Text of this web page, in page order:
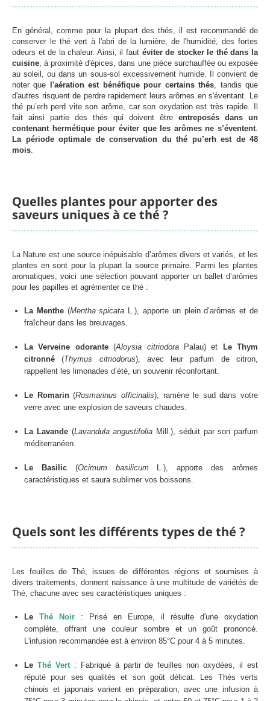
En général, comme pour la plupart des thés, il est recommandé de
conserver le thé vert à l'abri de la lumière, de l'humidité, des fortes
odeurs et de la chaleur. Ainsi, il faut éviter de stocker le thé dans la
cuisine, à proximité d'épices, dans une pièce surchauffée ou exposée
au soleil, ou dans un sous-sol excessivement humide. Il convient de
noter que
l'aération est bénéfique pour certains thés, tandis que
d'autres risquent de perdre rapidement leurs arômes en s'éventant. Le
thé pu’erh perd vite son arôme, car son oxydation est très rapide. Il
fait ainsi partie des thés qui doivent être entreposés dans un
contenant hermétique pour éviter que les arômes ne s’éventent.
La période optimale de conservation du thé pu’erh est de 48
mois.
Quelles plantes pour apporter des
saveurs uniques à ce thé ?
La Nature est une source inépuisable d’arômes divers et variés, et les
plantes en sont pour la plupart la source primaire. Parmi les plantes
aromatiques, voici une sélection pouvant apporter un ballet d’arômes
pour les papilles et agrémenter ce thé :
La Menthe(Mentha spicata L.), apporte un plein d’arômes et de
fraîcheur dans les breuvages.
La Verveine odorante(Aloysia citriodoraPalau) et Le Thym
citronné (Thymus citriodorus), avec leur parfum de citron,
rappellent les limonades d’été, un souvenir réconfortant.
Le Romarin(Rosmarinus officinalis), ramène le sud dans votre
verre avec une explosion de saveurs chaudes.
La Lavande(Lavandula angustifolia Mill.), séduit par son parfum
méditerranéen.
Le Basilic(Ocimum basilicumL.), apporte des arômes
caractéristiques et saura sublimer vos boissons.
Quels sont les différents types de thé ?
Les feuilles de Thé, issues de différentes régions et soumises à
divers traitements, donnent naissance à une multitude de variétés de
Thé, chacune avec ses caractéristiques uniques :
Le Thé Noir : Prisé en Europe, il résulte d'une oxydation
complète, offrant une couleur sombre et un goût prononcé.
L'infusion recommandée est à environ 85°C pour 4 à 5 minutes.
Le Thé Vert: Fabriqué à partir de feuilles non oxydées, il est
réputé pour ses qualités et son goût délicat. Les Thés verts
chinois et japonais varient en préparation, avec une infusion à